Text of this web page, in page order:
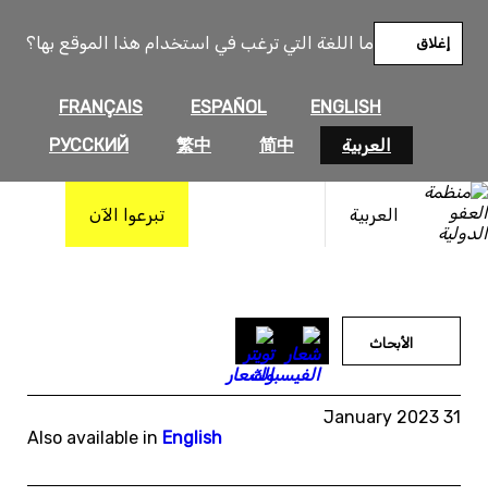
ما اللغة التي ترغب في استخدام هذا الموقع بها؟
ENGLISH
ESPAÑOL
FRANÇAIS
العربية
简中
繁中
РУССКИЙ
إغلاق
العربية تبرعوا الآن
المحتوى
الأبحاث
31 January 2023
Also available in English